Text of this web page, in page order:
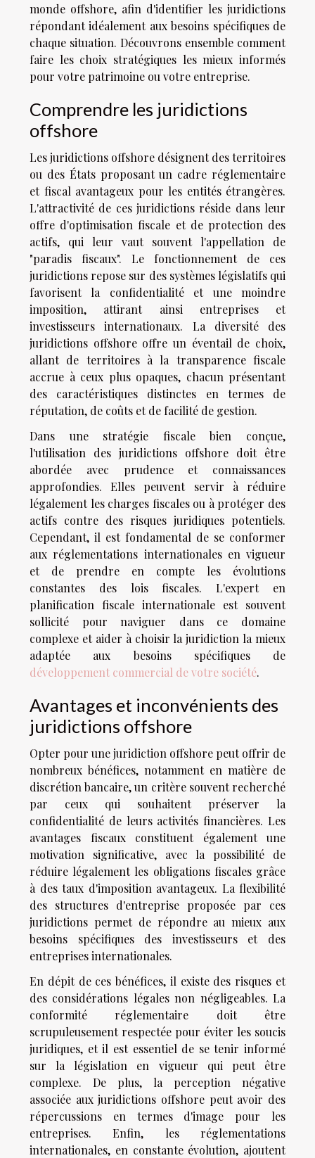
monde offshore, afin d'identifier les juridictions
répondant idéalement aux besoins spécifiques de
chaque situation. Découvrons ensemble comment
faire les choix stratégiques les mieux informés
pour votre patrimoine ou votre entreprise.
Comprendre les juridictions
offshore
Les juridictions offshore désignent des territoires
ou des États proposant un cadre réglementaire
et fiscal avantageux pour les entités étrangères.
L'attractivité de ces juridictions réside dans leur
offre d'optimisation fiscale et de protection des
actifs, qui leur vaut souvent l'appellation de
"paradis fiscaux". Le fonctionnement de ces
juridictions repose sur des systèmes législatifs qui
favorisent la confidentialité et une moindre
imposition, attirant ainsi entreprises et
investisseurs internationaux. La diversité des
juridictions offshore offre un éventail de choix,
allant de territoires à la transparence fiscale
accrue à ceux plus opaques, chacun présentant
des caractéristiques distinctes en termes de
réputation, de coûts et de facilité de gestion.
Dans une stratégie fiscale bien conçue,
l'utilisation des juridictions offshore doit être
abordée avec prudence et connaissances
approfondies. Elles peuvent servir à réduire
légalement les charges fiscales ou à protéger des
actifs contre des risques juridiques potentiels.
Cependant, il est fondamental de se conformer
aux réglementations internationales en vigueur
et de prendre en compte les évolutions
constantes des lois fiscales. L'expert en
planification fiscale internationale est souvent
sollicité pour naviguer dans ce domaine
complexe et aider à choisir la juridiction la mieux
adaptée aux besoins spécifiques de
développement commercial de votre société.
Avantages et inconvénients des
juridictions offshore
Opter pour une juridiction offshore peut offrir de
nombreux bénéfices, notamment en matière de
discrétion bancaire, un critère souvent recherché
par ceux qui souhaitent préserver la
confidentialité de leurs activités financières. Les
avantages fiscaux constituent également une
motivation significative, avec la possibilité de
réduire légalement les obligations fiscales grâce
à des taux d'imposition avantageux. La flexibilité
des structures d'entreprise proposée par ces
juridictions permet de répondre au mieux aux
besoins spécifiques des investisseurs et des
entreprises internationales.
En dépit de ces bénéfices, il existe des risques et
des considérations légales non négligeables. La
conformité réglementaire doit être
scrupuleusement respectée pour éviter les soucis
juridiques, et il est essentiel de se tenir informé
sur la législation en vigueur qui peut être
complexe. De plus, la perception négative
associée aux juridictions offshore peut avoir des
répercussions en termes d'image pour les
entreprises. Enfin, les réglementations
internationales, en constante évolution, ajoutent